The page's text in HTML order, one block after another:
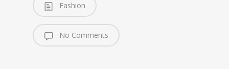
Fashion
No Comments